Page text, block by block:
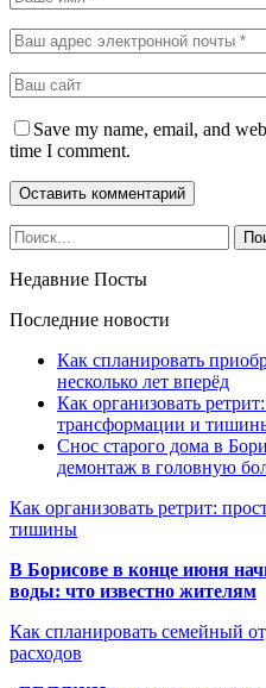
Save my name, email, and
time I comment.
Недавние Посты
Последние новости
Как спланировать
несколько лет вперёд
Как организовать
трансформации и
Снос старого дома в
демонтаж в головную
Как организовать ретрит:
тишины
В Борисове в конце июня
воды: что известно жителям
Как спланировать семейный
расходов